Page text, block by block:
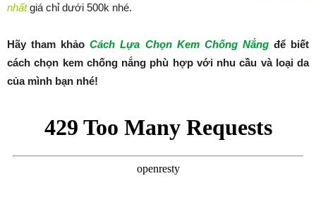
nhấtgiá chỉ dưới 500k nhé.
Hãy tham khảoCách Lựa Chọn Kem Chống Nắng để biết
cách chọn kem chống nắng phù hợp với nhu cầu và loại da
của mình bạn nhé!